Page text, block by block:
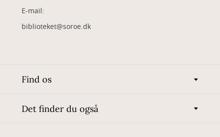
E-mail:
biblioteket@soroe.dk
Find os
Det finder du også